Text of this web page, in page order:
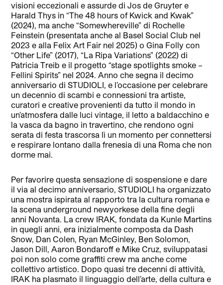
visioni eccezionali e assurde di Jos de Gruyter e
Harald Thys in “The 48 hours of Kwick and Kwak”
(2024), ma anche “Somewhereville” di Rochelle
Feinstein (presentata anche al Basel Social Club nel
2023 e alla Felix Art Fair nel 2025) o Gina Folly con
“Other Life” (2017), “La Ripa Variations” (2022) di
Patricia Treib e il progetto “stage spotlights smoke –
Fellini Spirits” nel 2024. Anno che segna il decimo
anniversario di STUDIOLI, e l’occasione per celebrare
un decennio di scambi e connessioni tra artiste,
curatori e creative provenienti da tutto il mondo in
un’atmosfera dalle luci vintage, il letto a baldacchino e
la vasca da bagno in travertino, che rendono ogni
serata di festa trascorsa lì un momento per connettersi
e respirare lontano dalla frenesia di una Roma che non
dorme mai.
Per favorire questa sensazione di sospensione e dare
il via al decimo anniversario, STUDIOLI ha organizzato
una mostra ispirata al rapporto tra la cultura romana e
la scena underground newyorkese della fine degli
anni Novanta. La crew IRAK, fondata da Kunle Martins
in quegli anni, era inizialmente composta da Dash
Snow, Dan Colen, Ryan McGinley, Ben Solomon,
Jason Dill, Aaron Bondaroff e Mike Cruz, sviluppatasi
poi non solo come graffiti crew ma anche come
collettivo artistico. Dopo quasi tre decenni di attività,
IRAK ha plasmato il linguaggio dell’arte, della cultura e